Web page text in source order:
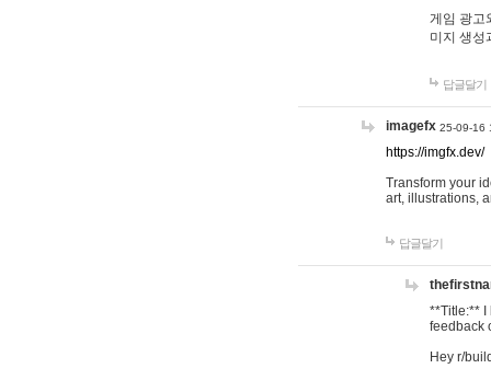
게임 광고
미지 생성
답글달기
imagefx 25-09-16
https://imgfx.dev/
Transform your
art, illustrations,
답글달기
**Title:** I
feedback
Hey r/